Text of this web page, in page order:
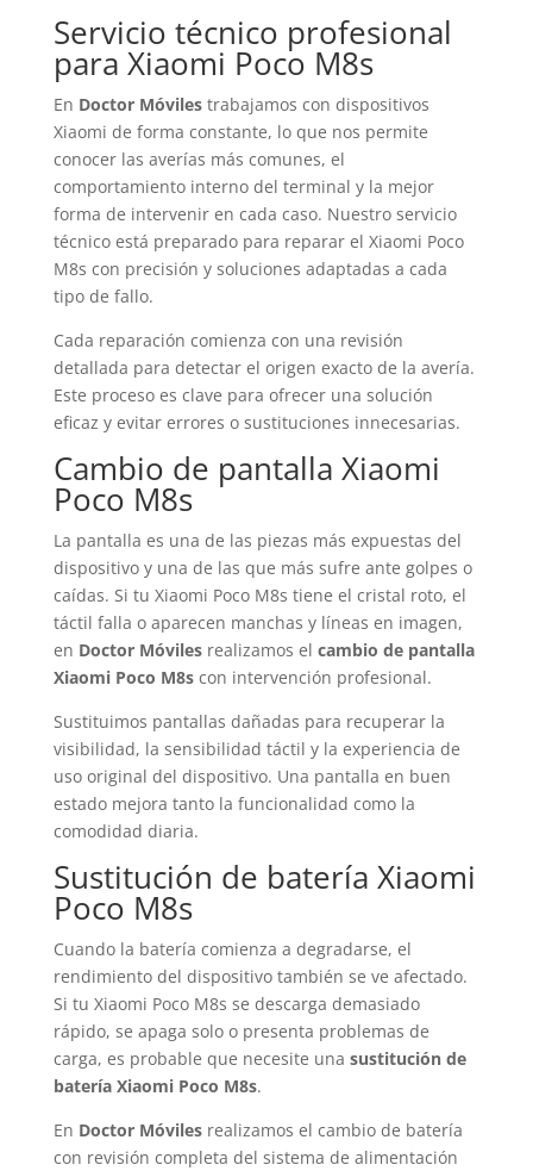
Servicio técnico profesional
para Xiaomi Poco M8s
En Doctor Móvilestrabajamos con dispositivos
Xiaomi de forma constante, lo que nos permite
conocer las averías más comunes, el
comportamiento interno del terminal y la mejor
forma de intervenir en cada caso. Nuestro servicio
técnico está preparado para reparar el Xiaomi Poco
M8s con precisión y soluciones adaptadas a cada
tipo de fallo.
Cada reparación comienza con una revisión
detallada para detectar el origen exacto de la avería.
Este proceso es clave para ofrecer una solución
eficaz y evitar errores o sustituciones innecesarias.
Cambio de pantalla Xiaomi
Poco M8s
La pantalla es una de las piezas más expuestas del
dispositivo y una de las que más sufre ante golpes o
caídas. Si tu Xiaomi Poco M8s tiene el cristal roto, el
táctil falla o aparecen manchas y líneas en imagen,
en Doctor Móvilesrealizamos el cambio de pantalla
Xiaomi Poco M8scon intervención profesional.
Sustituimos pantallas dañadas para recuperar la
visibilidad, la sensibilidad táctil y la experiencia de
uso original del dispositivo. Una pantalla en buen
estado mejora tanto la funcionalidad como la
comodidad diaria.
Sustitución de batería Xiaomi
Poco M8s
Cuando la batería comienza a degradarse, el
rendimiento del dispositivo también se ve afectado.
Si tu Xiaomi Poco M8s se descarga demasiado
rápido, se apaga solo o presenta problemas de
carga, es probable que necesite una sustitución de
batería Xiaomi Poco M8s.
En Doctor Móvilesrealizamos el cambio de batería
con revisión completa del sistema de alimentación